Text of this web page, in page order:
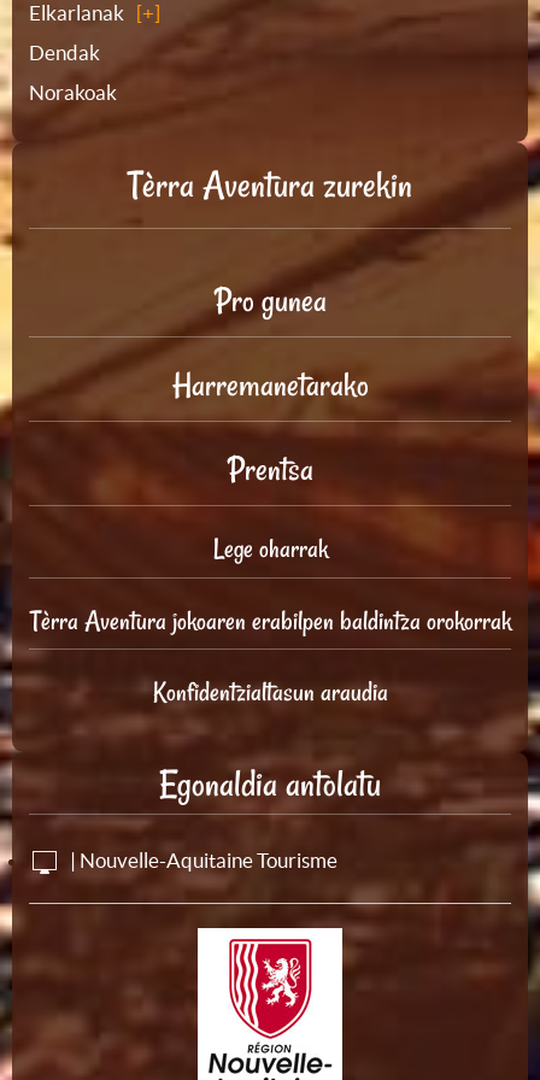
Elkarlanak
Dendak
Norakoak
Tèrra Aventura zurekin
Pro gunea
Harremanetarako
Prentsa
Lege oharrak
Tèrra Aventura jokoaren erabilpen baldintza orokorrak
Konfidentzialtasun araudia
Egonaldia antolatu
| Nouvelle-Aquitaine Tourisme